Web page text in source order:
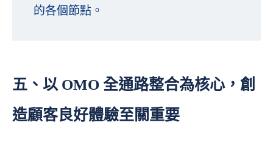
的各個節點。
五、以 OMO 全通路整合為核心，創
造顧客良好體驗至關重要